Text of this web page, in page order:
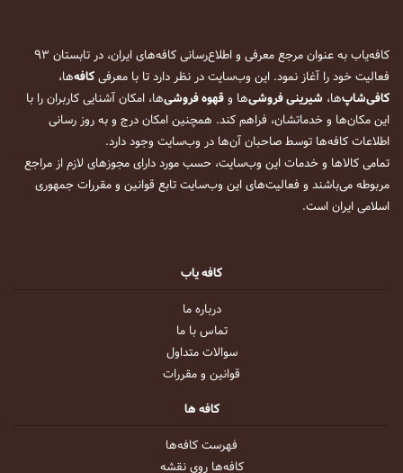
کافه‌یاب به عنوان مرجع معرفی و اطلاع‌رسانی کافه‌های ایران، در تابستان ۹۳
فعالیت خود را آغاز نمود. این وب‌سایت در نظر دارد تا با معرفیکافه‌ها،
کافی‌شاپ‌ها، شیرینی فروشی‌ها وقهوه فروشی‌ها، امکان آشنایی کاربران را با
این مکان‌ها و خدماتشان، فراهم کند. همچنین امکان درج و به روز رسانی
اطلاعات کافه‌ها توسط صاحبان آن‌ها در وب‌سایت وجود دارد.
تمامی کالاها و خدمات این وب‌سایت، حسب مورد دارای مجوزهای لازم از مراجع
مربوطه می‌باشند و فعالیت‌های این وب‌سایت تابع قوانین و مقررات جمهوری
اسلامی ایران است.
کافه یاب
درباره ما
تماس با ما
سوالات متداول
قوانین و مقررات
کافه ها
فهرست کافه‌ها
کافه‌ها روی نقشه